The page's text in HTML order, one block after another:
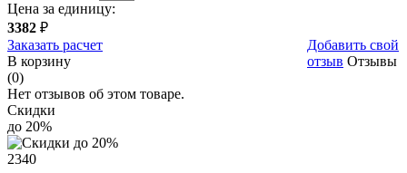
Цена за единицу:
3382 ₽
Заказать расчет
В корзину
Добавить свой
отзыв Отзывы
(0)
Нет отзывов об этом товаре.
Скидки
до 20%
2340